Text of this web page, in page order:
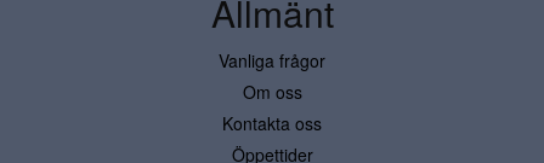
Allmänt
Vanliga frågor
Om oss
Kontakta oss
Öppettider